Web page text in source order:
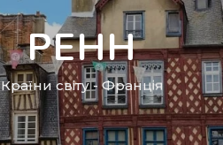
РЕНН
Країни світу-Франція